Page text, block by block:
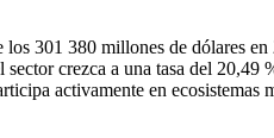
301 380 millones de dólares
crezca a una tasa del
activamente en